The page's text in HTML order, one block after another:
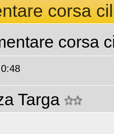
corsa
corsa
Targa